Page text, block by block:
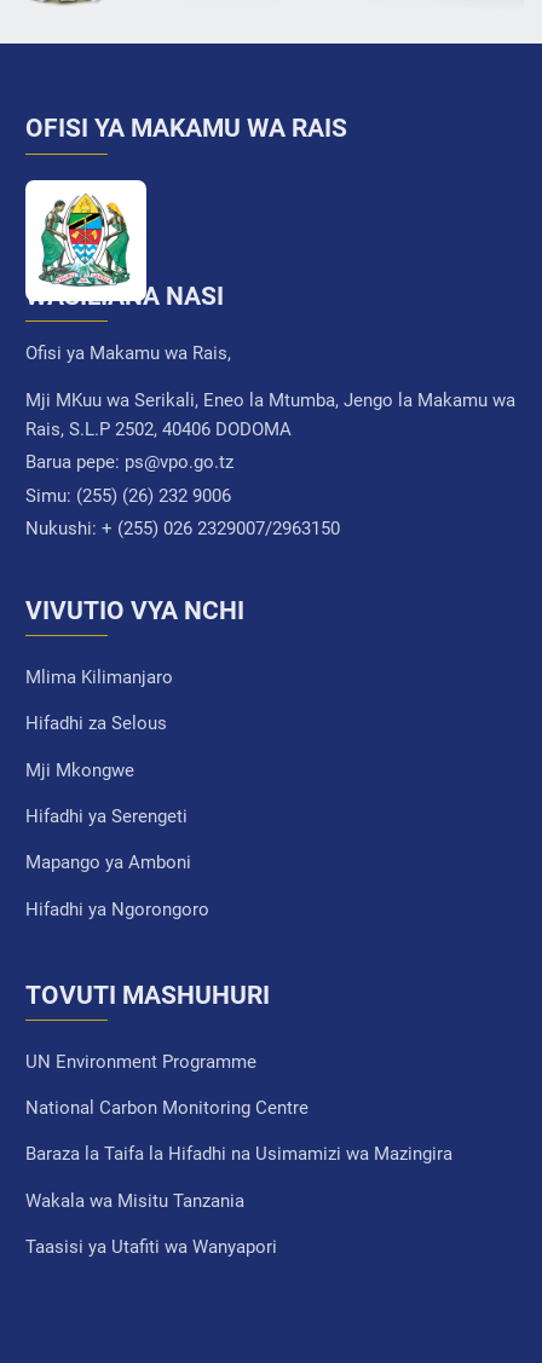
OFISI YA MAKAMU WA RAIS
WASILIANA NASI
Ofisi ya Makamu wa Rais,
Mji MKuu wa Serikali, Eneo la Mtumba, Jengo la Makamu wa
Rais, S.L.P 2502, 40406 DODOMA
Barua pepe: ps@vpo.go.tz
Simu: (255) (26) 232 9006
Nukushi: + (255) 026 2329007/2963150
VIVUTIO VYA NCHI
Mlima Kilimanjaro
Hifadhi za Selous
Mji Mkongwe
Hifadhi ya Serengeti
Mapango ya Amboni
Hifadhi ya Ngorongoro
TOVUTI MASHUHURI
UN Environment Programme
National Carbon Monitoring Centre
Baraza la Taifa la Hifadhi na Usimamizi wa Mazingira
Wakala wa Misitu Tanzania
Taasisi ya Utafiti wa Wanyapori